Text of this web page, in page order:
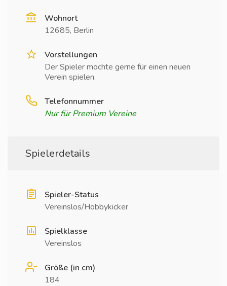
Wohnort
12685, Berlin
Vorstellungen
Der Spieler möchte gerne für einen neuen
Verein spielen.
Telefonnummer
Nur für Premium Vereine
Spielerdetails
Spieler-Status
Vereinslos/Hobbykicker
Spielklasse
Vereinslos
Größe (in cm)
184